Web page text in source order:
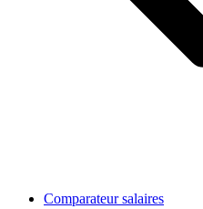
Comparateur salaires